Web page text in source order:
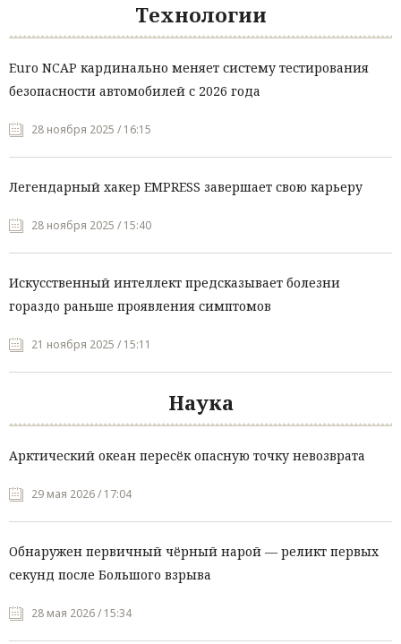
Технологии
Euro NCAP кардинально меняет систему тестирования
безопасности автомобилей с 2026 года
28 ноября 2025 / 16:15
Легендарный хакер EMPRESS завершает свою карьеру
28 ноября 2025 / 15:40
Искусственный интеллект предсказывает болезни
гораздо раньше проявления симптомов
21 ноября 2025 / 15:11
Наука
Арктический океан пересёк опасную точку невозврата
29 мая 2026 / 17:04
Обнаружен первичный чёрный нарой — реликт первых
секунд после Большого взрыва
28 мая 2026 / 15:34